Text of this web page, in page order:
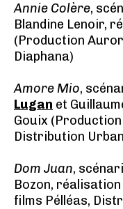
Annie Colère,
Blandine Lenoir,
(Production
Diaphana)
Amore Mio,
Lugan et
Gouix
Distribution
Dom Juan,
Bozon,
films Pélléas,